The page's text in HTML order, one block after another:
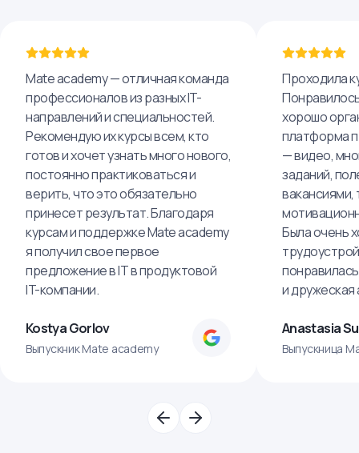
Mate academy — отличная команда
профессионалов из разных IT-
направлений и специальностей.
Рекомендую их курсы всем, кто
готов и хочет узнать много нового,
постоянно практиковаться и
верить, что это обязательно
принесет результат. Благодаря
курсам и поддержке Mate academy
я получил свое первое
предложение в IT в продуктовой
IT-компании.
Kostya Gorlov
Выпускник Mate academy
Проходила
хорошо
платформа
— видео,
заданий,
вакансиями,
Была очень
и
Anastasia
Выпускница